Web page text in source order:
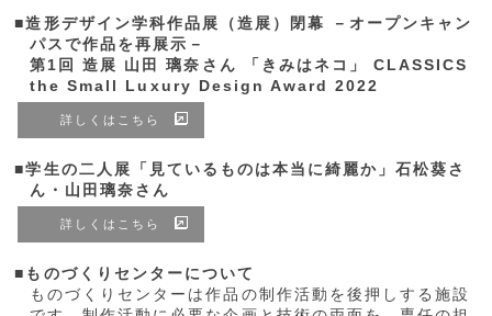
■造形デザイン学科作品展（造展）閉幕 －オープンキャン
パスで作品を再展示－
第1回 造展 山田 璃奈さん 「きみはネコ」 CLASSICS
the Small Luxury Design Award 2022
詳しくはこちら
■学生の二人展「見ているものは本当に綺麗か」石松葵さ
ん・山田璃奈さん
詳しくはこちら
■ものづくりセンターについて
ものづくりセンターは作品の制作活動を後押しする施設